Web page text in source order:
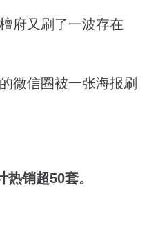
府又刷了一波存在
微信圈被一张海报刷
热销超50套。